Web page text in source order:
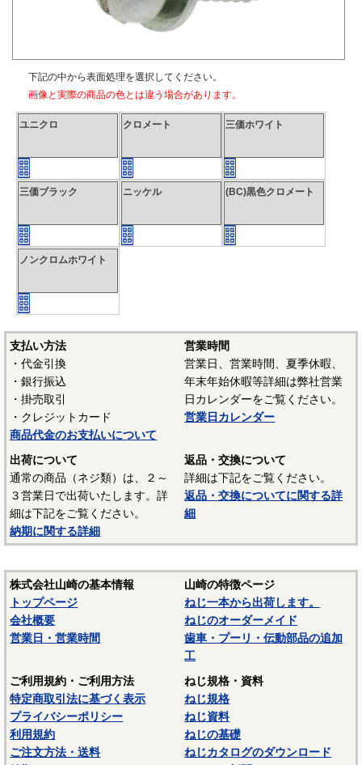
下記の中から表面処理を選択してください。
画像と実際の商品の色とは違う場合があります。
ユニクロ クロメート 三価ホワイト
三価ブラック ニッケル (BC)黒色クロメート
ノンクロムホワイト
支払い方法
・代金引換
・銀行振込
・掛売取引
・クレジットカード
商品代金のお支払いについて
営業時間
営業日、営業時間、夏季休暇、
年末年始休暇等詳細は弊社営業
日カレンダーをご覧ください。
営業日カレンダー
出荷について
通常の商品（ネジ類）は、２～
３営業日で出荷いたします。詳
細は下記をご覧ください。
納期に関する詳細
返品・交換について
詳細は下記をご覧ください。
返品・交換についてに関する詳
細
株式会社山崎の基本情報
トップページ
会社概要
営業日・営業時間
山崎の特徴ページ
ねじ一本から出荷します。
ねじのオーダーメイド
歯車・プーリ・伝動部品の追加
工
ご利用規約・ご利用方法
特定商取引法に基づく表示
プライバシーポリシー
利用規約
ご注文方法・送料
ねじ規格・資料
ねじ規格
ねじ資料
ねじの基礎
ねじカタログのダウンロード